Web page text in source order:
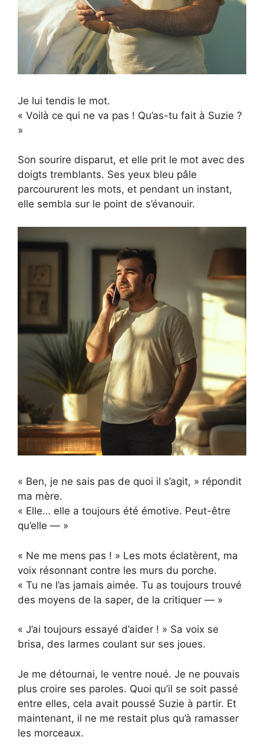
Je lui tendis le mot.
« Voilà ce qui ne va pas ! Qu’as-tu fait à Suzie ?
»
Son sourire disparut, et elle prit le mot avec des
doigts tremblants. Ses yeux bleu pâle
parcoururent les mots, et pendant un instant,
elle sembla sur le point de s’évanouir.
« Ben, je ne sais pas de quoi il s’agit, » répondit
ma mère.
« Elle… elle a toujours été émotive. Peut-être
qu’elle — »
« Ne me mens pas ! » Les mots éclatèrent, ma
voix résonnant contre les murs du porche.
« Tu ne l’as jamais aimée. Tu as toujours trouvé
des moyens de la saper, de la critiquer — »
« J’ai toujours essayé d’aider ! » Sa voix se
brisa, des larmes coulant sur ses joues.
Je me détournai, le ventre noué. Je ne pouvais
plus croire ses paroles. Quoi qu’il se soit passé
entre elles, cela avait poussé Suzie à partir. Et
maintenant, il ne me restait plus qu’à ramasser
les morceaux.